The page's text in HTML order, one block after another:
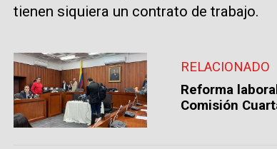
tienen siquiera un contrato de trabajo.
RELACIONADO
Reforma
Comisión